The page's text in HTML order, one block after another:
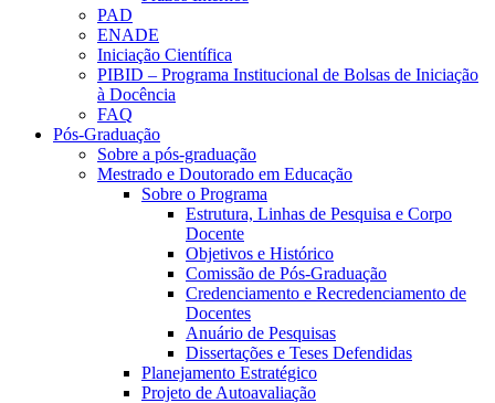
PAD
ENADE
Iniciação Científica
PIBID – Programa Institucional de Bolsas de Iniciação
à Docência
FAQ
Pós-Graduação
Sobre a pós-graduação
Mestrado e Doutorado em Educação
Sobre o Programa
Estrutura, Linhas de Pesquisa e Corpo
Docente
Objetivos e Histórico
Comissão de Pós-Graduação
Credenciamento e Recredenciamento de
Docentes
Anuário de Pesquisas
Dissertações e Teses Defendidas
Planejamento Estratégico
Projeto de Autoavaliação